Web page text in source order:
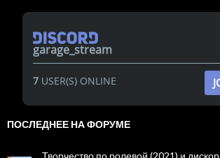
garage_stream
7USER(S) ONLINE
ПОСЛЕДНЕЕ НА ФОРУМЕ
Творчество по ролевой (2021) и